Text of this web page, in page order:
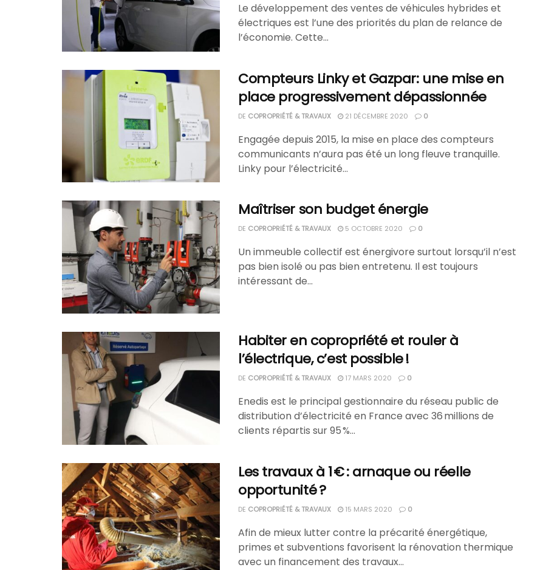
Le développement des ventes de véhicules hybrides et
électriques est l’une des priorités du plan de relance de
l’économie. Cette...
Compteurs Linky et Gazpar: une mise en
place progressivement dépassionnée
DE COPROPRIÉTÉ & TRAVAUX 21 DÉCEMBRE 2020 0
Engagée depuis 2015, la mise en place des compteurs
communicants n’aura pas été un long fleuve tranquille.
Linky pour l’électricité...
Maîtriser son budget énergie
DE COPROPRIÉTÉ & TRAVAUX 5 OCTOBRE 2020 0
Un immeuble collectif est énergivore surtout lorsqu’il n’est
pas bien isolé ou pas bien entretenu. Il est toujours
intéressant de...
Habiter en copropriété et rouler à
l’électrique, c’est possible !
DE COPROPRIÉTÉ & TRAVAUX 17 MARS 2020 0
Enedis est le principal gestionnaire du réseau public de
distribution d’électricité en France avec 36 millions de
clients répartis sur 95 %...
Les travaux à 1 € : arnaque ou réelle
opportunité ?
DE COPROPRIÉTÉ & TRAVAUX 15 MARS 2020 0
Afin de mieux lutter contre la précarité énergétique,
primes et subventions favorisent la rénovation thermique
avec un financement des travaux...